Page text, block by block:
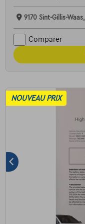
9170 Sint-Gillis-Waas,
Comparer
NOUVEAU PRIX